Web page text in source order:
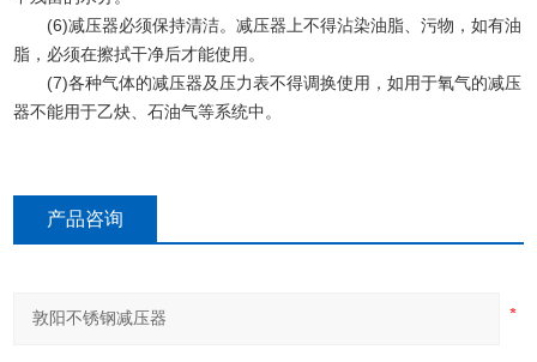
(6)减压器必须保持清洁。减压器上不得沾染油脂、污物，如有油
脂，必须在擦拭干净后才能使用。
(7)各种气体的减压器及压力表不得调换使用，如用于氧气的减压
器不能用于乙炔、石油气等系统中。
产品咨询